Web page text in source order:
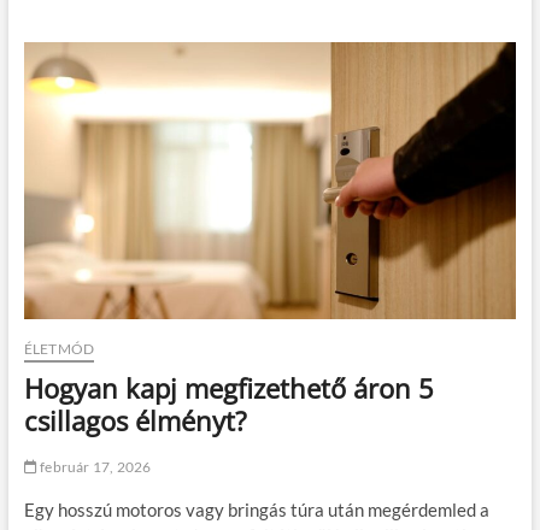
ÉLETMÓD
Hogyan kapj megfizethető áron 5
csillagos élményt?
február 17, 2026
Egy hosszú motoros vagy bringás túra után megérdemled a